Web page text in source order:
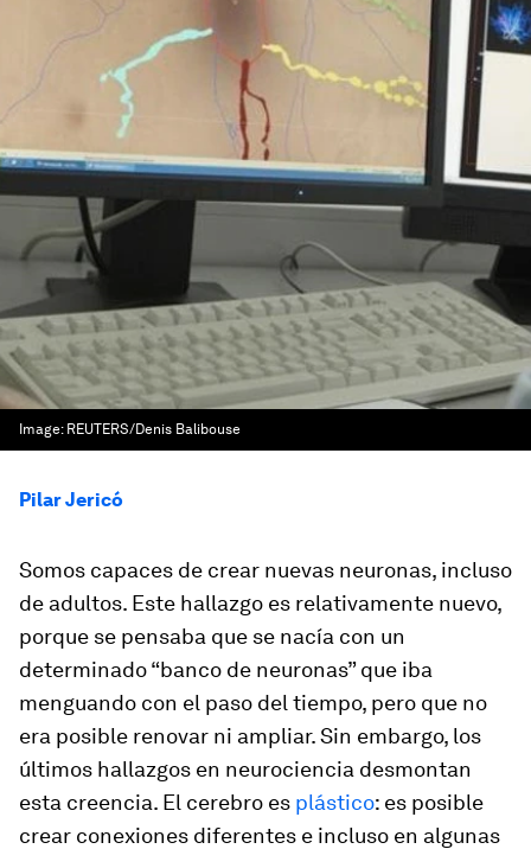
Image: REUTERS/Denis Balibouse
Pilar Jericó
Somos capaces de crear nuevas neuronas, incluso
de adultos. Este hallazgo es relativamente nuevo,
porque se pensaba que se nacía con un
determinado “banco de neuronas” que iba
menguando con el paso del tiempo, pero que no
era posible renovar ni ampliar. Sin embargo, los
últimos hallazgos en neurociencia desmontan
esta creencia. El cerebro es plástico: es posible
crear conexiones diferentes e incluso en algunas